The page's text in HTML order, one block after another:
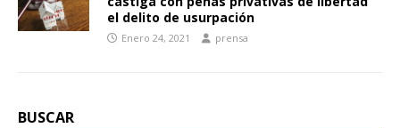
el delito de usurpación
Enero 24, 2021 prensa
BUSCAR